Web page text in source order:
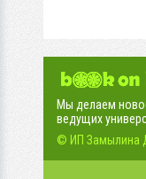
Мы делаем
ведущих
© ИП Замылина